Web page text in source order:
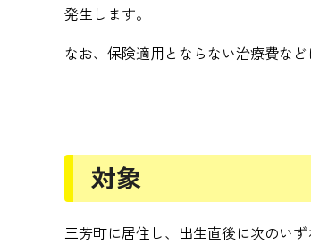
発生します。
なお、保険適用とならない治療費な
対象
三芳町に居住し、出生直後に次のい